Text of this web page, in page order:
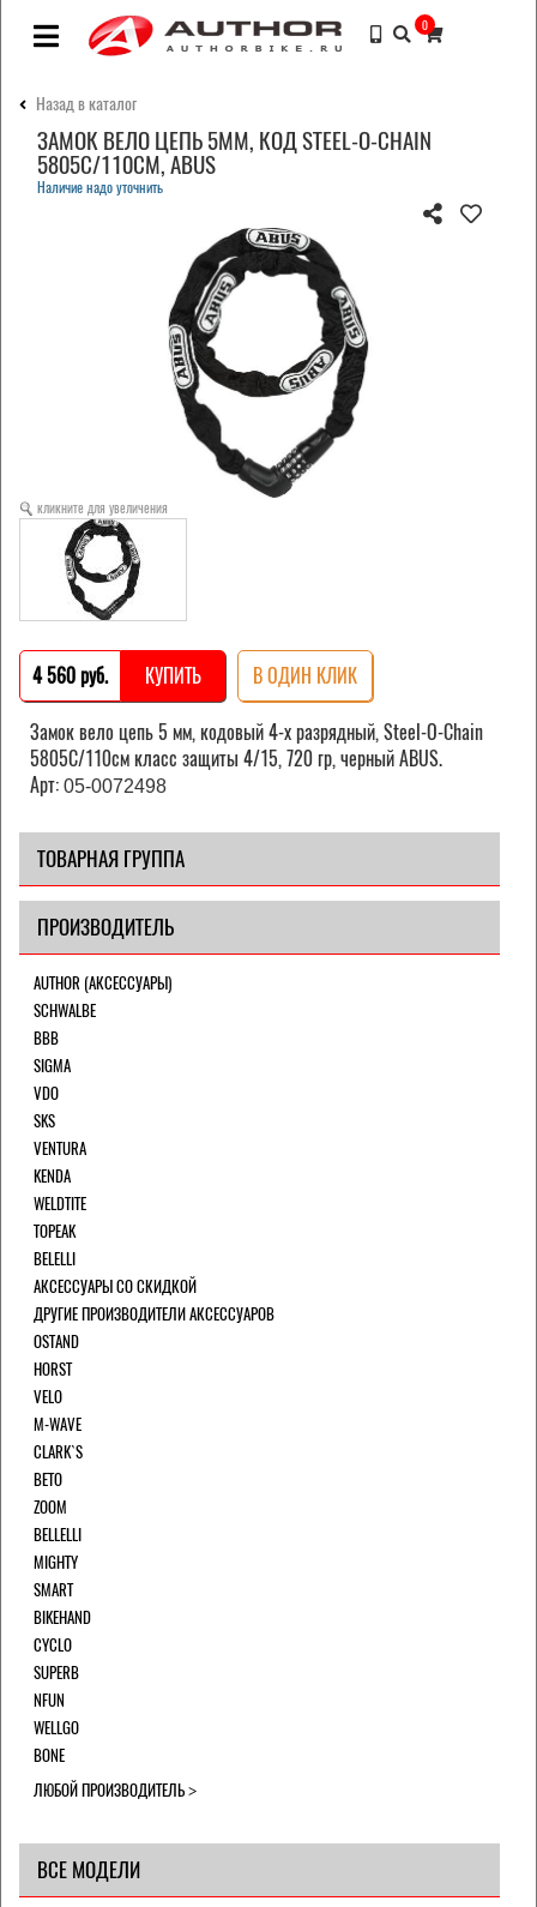
0
Назад в каталог
ЗАМОК ВЕЛО ЦЕПЬ 5ММ, КОД STEEL-O-CHAIN
5805C/110СМ, ABUS
Наличие надо уточнить
кликните для увеличения
4 560 pуб. КУПИТЬ В ОДИН КЛИК
Замок вело цепь 5 мм, кодовый 4-х разрядный, Steel-O-Chain
5805C/110см класс защиты 4/15, 720 гр, черный ABUS.
Арт: 05-0072498
ТОВАРНАЯ ГРУППА
ПРОИЗВОДИТЕЛЬ
AUTHOR (АКСЕССУАРЫ)
SCHWALBE
BBB
SIGMA
VDO
SKS
VENTURA
KENDA
WELDTITE
TOPEAK
BELELLI
АКСЕССУАРЫ СО СКИДКОЙ
ДРУГИЕ ПРОИЗВОДИТЕЛИ АКСЕССУАРОВ
OSTAND
HORST
VELO
M-WAVE
CLARK`S
BETO
ZOOM
BELLELLI
MIGHTY
SMART
BIKEHAND
CYCLO
SUPERB
NFUN
WELLGO
BONE
ЛЮБОЙ ПРОИЗВОДИТЕЛЬ
ВСЕ МОДЕЛИ